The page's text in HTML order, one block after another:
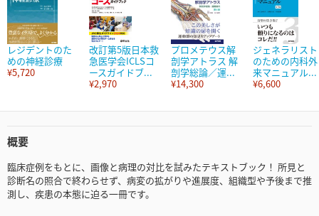
レジデントのた
めの神経診療
¥5,720
改訂第5版日本救
急医学会ICLSコ
ースガイドブ...
¥2,970
プロメテウス解
剖学アトラス 解
剖学総論／運...
¥14,300
ジェネラリスト
のための内科外
来マニュアル...
¥6,600
概要
臨床症例をもとに、画像と病理の対比を試みたテキストブック！ 所見と
診断名の照合で終わらせず、病変の拡がりや進展度、組織型や予後まで推
測し、疾患の本態に迫る一冊です。